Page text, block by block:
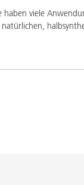
haben viele